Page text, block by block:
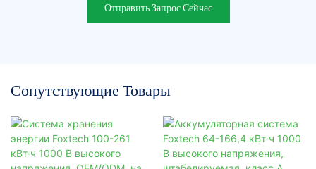
Отправить Запрос Сейчас
Сопутствующие Товары